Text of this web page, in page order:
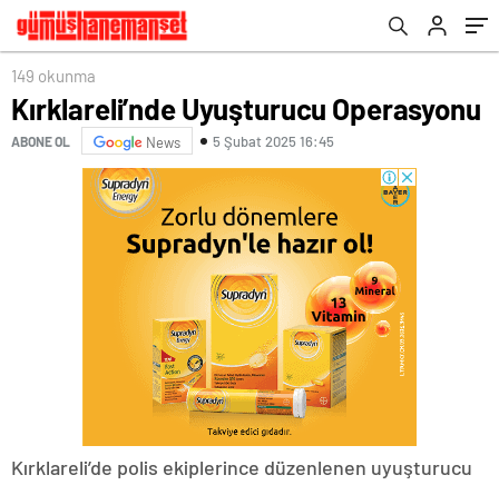
149 okunma
Kırklareli’nde Uyuşturucu Operasyonu
ABONE OL News 5 Şubat 2025 16:45
Kırklareli’de polis ekiplerince düzenlenen uyuşturucu